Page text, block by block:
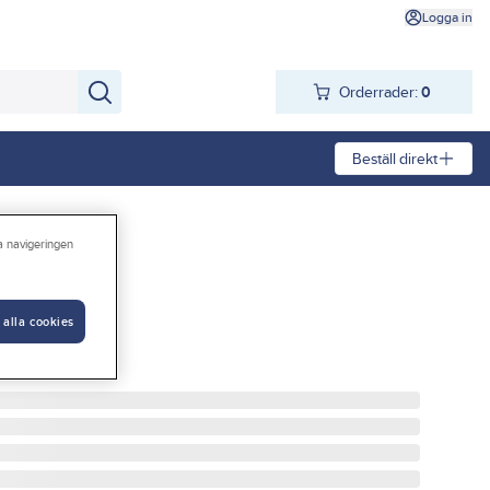
Logga in
Orderrader: 0
Beställ direkt
navigeringen
alla cookies